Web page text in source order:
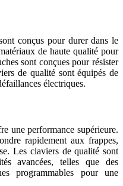
conçus pour durer dans le
de haute qualité pour
sont conçues pour résister
de qualité sont équipés de
électriques.
une performance supérieure.
rapidement aux frappes,
Les claviers de qualité sont
avancées, telles que des
programmables pour une